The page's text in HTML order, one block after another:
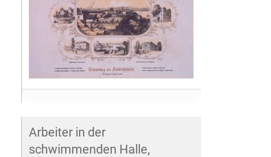
Arbeiter in der
schwimmenden Halle,